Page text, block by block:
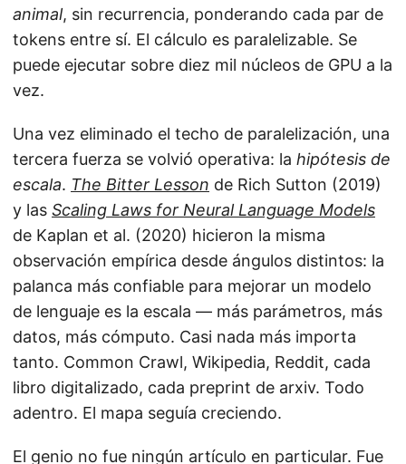
animal, sin recurrencia, ponderando cada par de
tokens entre sí. El cálculo es paralelizable. Se
puede ejecutar sobre diez mil núcleos de GPU a la
vez.
Una vez eliminado el techo de paralelización, una
tercera fuerza se volvió operativa: la hipótesis de
escala. The Bitter Lesson de Rich Sutton (2019)
y las Scaling Laws for Neural Language Models
de Kaplan et al. (2020) hicieron la misma
observación empírica desde ángulos distintos: la
palanca más confiable para mejorar un modelo
de lenguaje es la escala — más parámetros, más
datos, más cómputo. Casi nada más importa
tanto. Common Crawl, Wikipedia, Reddit, cada
libro digitalizado, cada preprint de arxiv. Todo
adentro. El mapa seguía creciendo.
El genio no fue ningún artículo en particular. Fue